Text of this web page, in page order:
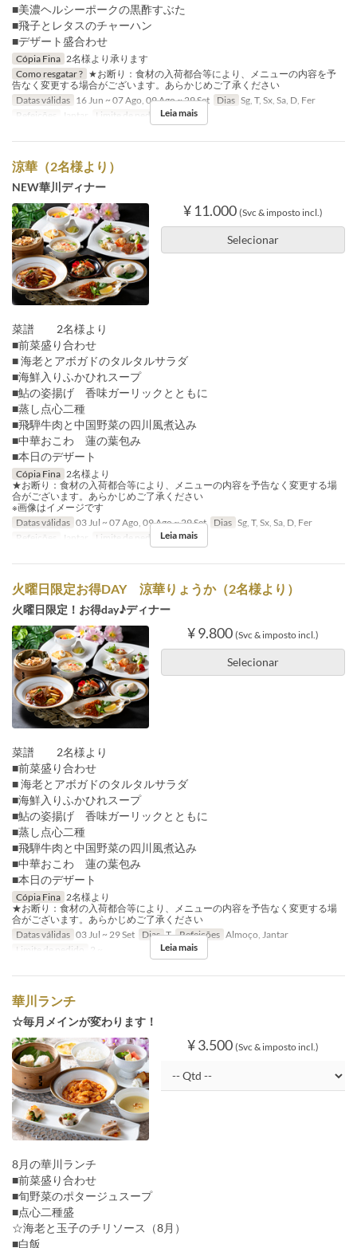
■美濃ヘルシーポークの黒酢すぶた
■飛子とレタスのチャーハン
■デザート盛合わせ
Cópia Fina 2名様より承ります
Como resgatar ? ★お断り：食材の入荷都合等により、メニューの内容を予
告なく変更する場合がございます。あらかじめご了承ください
Datas válidas 16 Jun ~ 07 Ago, 09 Ago ~ 29 Set Dias Sg, T, Sx, Sa, D, Fer
Refeições
Jantar Limite de pedido 2 ~
Leia mais
涼華（2名様より）
NEW華川ディナー
¥ 11.000 (Svc & imposto incl.)
Selecionar
菜譜 2名様より
■前菜盛り合わせ
■ 海老とアボガドのタルタルサラダ
■海鮮入りふかひれスープ
■鮎の姿揚げ 香味ガーリックとともに
■蒸し点心二種
■飛騨牛肉と中国野菜の四川風煮込み
■中華おこわ 蓮の葉包み
■本日のデザート
Cópia Fina 2名様より
★お断り：食材の入荷都合等により、メニューの内容を予告なく変更する場
合がございます。あらかじめご了承ください
※画像はイメージです
Datas válidas 03 Jul ~ 07 Ago, 09 Ago ~ 29 Set Dias Sg, T, Sx, Sa, D, Fer
Refeições
Jantar Limite de pedido 2 ~
Leia mais
火曜日限定お得DAY 涼華りょうか（2名様より）
火曜日限定！お得day♪ディナー
¥ 9.800 (Svc & imposto incl.)
Selecionar
菜譜 2名様より
■前菜盛り合わせ
■ 海老とアボガドのタルタルサラダ
■海鮮入りふかひれスープ
■鮎の姿揚げ 香味ガーリックとともに
■蒸し点心二種
■飛騨牛肉と中国野菜の四川風煮込み
■中華おこわ 蓮の葉包み
■本日のデザート
Cópia Fina 2名様より
★お断り：食材の入荷都合等により、メニューの内容を予告なく変更する場
合がございます。あらかじめご了承ください
Datas válidas 03 Jul ~ 29 Set Dias T Refeições Almoço, Jantar
Limite de pedido
2 ~ Leia mais
華川ランチ
☆毎月メインが変わります！
¥ 3.500 (Svc & imposto incl.)
8月の華川ランチ
■前菜盛り合わせ
■旬野菜のポタージュスープ
■点心二種盛
☆海老と玉子のチリソース（8月）
■白飯